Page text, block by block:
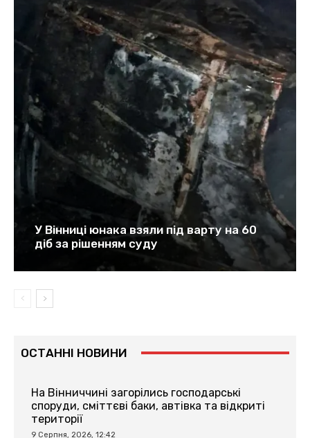
У Вінниці юнака взяли під варту на 60
діб за рішенням суду
ОСТАННІ НОВИНИ
На Вінниччині загорілись господарські
споруди, сміттєві баки, автівка та відкриті
території
9 Серпня, 2026, 12:42